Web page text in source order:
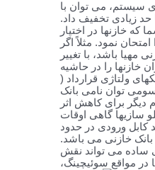
سیستم، می توان با
زیادی تخفیف داد.
خازنها در اختیار
نمود. مثلاً اگر
مهیا باشد، با تغییر
خازنها را در حاشیه
ولتاژی قرارداد (
توان نامی بانک
برای کاهش اثر
سازیها گاهی اوقات
کابل ورودی در حدود
بانک خازنی می باشد.
ساده می تواند نقش
مواقع سوئیچینگ،